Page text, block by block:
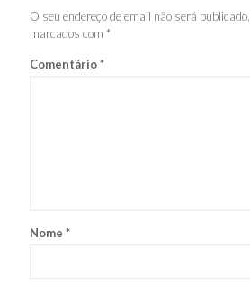
O seu endereço de email não será publicado.
marcados com *
Comentário*
Nome *